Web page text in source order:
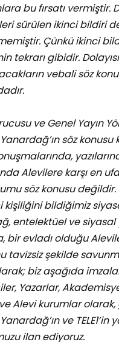
bu fırsatı vermiştir.
sürülen ikinci bildiri
Çünkü ikinci
tekrarı gibidir.
vebali söz
ve Genel Yayın
söz konusu
Alevilere karşı en
söz konusu
kişiliğini bildiğimiz
entelektüel ve siyasal
bir evladı olduğu
tavizsiz şekilde
biz aşağıda
Yazarlar,
Alevi kurumlar
ve TELE1’in
ilan ediyoruz.